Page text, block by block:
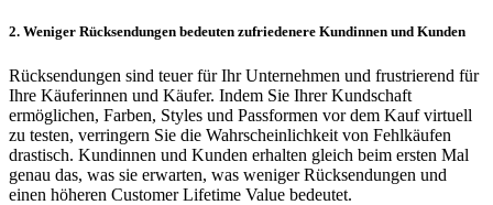
2. Weniger Rücksendungen bedeuten zufriedenere Kundinnen und Kunden
Rücksendungen sind teuer für Ihr Unternehmen und frustrierend für
Ihre Käuferinnen und Käufer. Indem Sie Ihrer Kundschaft
ermöglichen, Farben, Styles und Passformen vor dem Kauf virtuell
zu testen, verringern Sie die Wahrscheinlichkeit von Fehlkäufen
drastisch. Kundinnen und Kunden erhalten gleich beim ersten Mal
genau das, was sie erwarten, was weniger Rücksendungen und
einen höheren Customer Lifetime Value bedeutet.